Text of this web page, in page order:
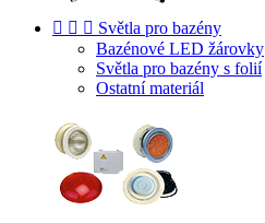
   Světla pro bazény
Bazénové LED žárovky
Světla pro bazény s folií
Ostatní materiál